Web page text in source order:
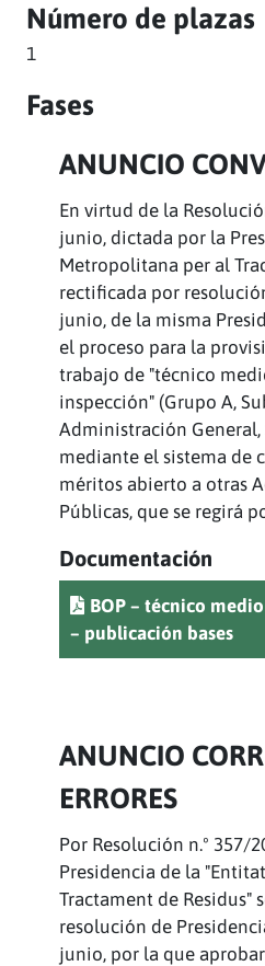
Número de plazas
1
Fases
ANUNCIO
En virtud de la
junio, dictada por la
Metropolitana per al
rectificada por
junio, de la misma
el proceso para la
trabajo de "técnico
inspección" (Grupo A,
Administración General,
mediante el sistema de
méritos abierto a otras
Públicas, que se regirá
Documentación
BOP – técnico
– publicación bases
ANUNCIO
ERRORES
Por Resolución n.º 357/
Presidencia de la
Tractament de Residus"
resolución de
junio, por la que